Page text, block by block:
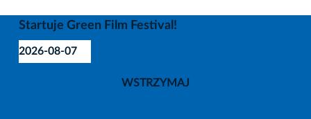
Startuje Green Film Festival!
2026-08-07
WSTRZYMAJ